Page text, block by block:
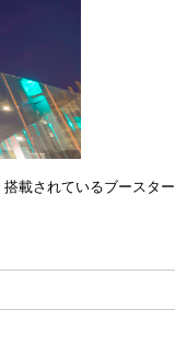
載されているブースター